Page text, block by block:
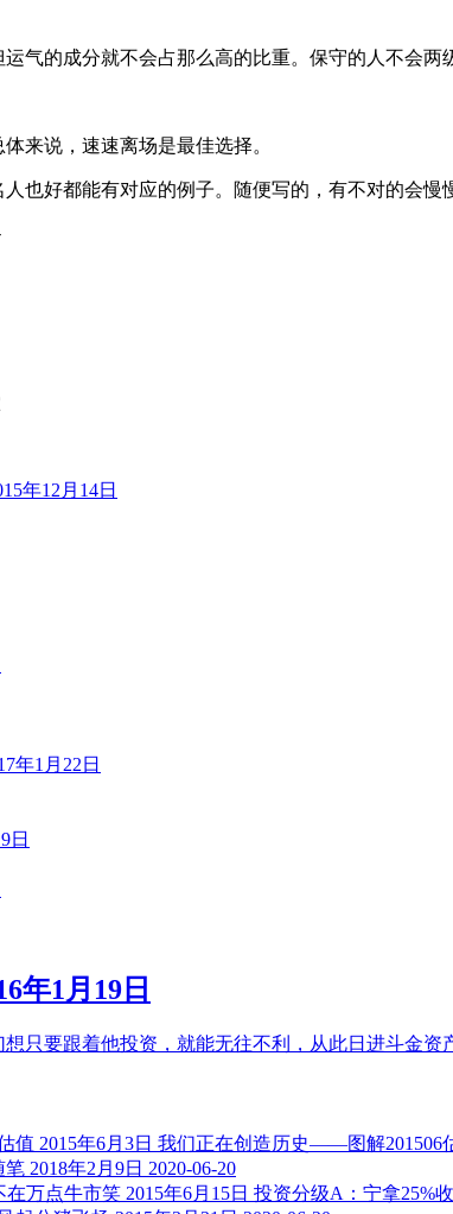
气的成分就不会占那么高的比重。保守的人不会
来说，速速离场是最佳选择。
也好都能有对应的例子。随便写的，有不对的会慢
年12月14日
年1月22日
日
年1月19日
只要跟着他投资，就能无往不利，从此日进斗金资
我们正在创造历史——图解201506
2018年2月9日 2020-06-20
投资分级A：宁拿25%